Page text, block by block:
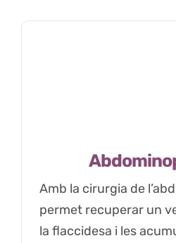
Amb la cirurgia de
permet recuperar un
la flaccidesa i les